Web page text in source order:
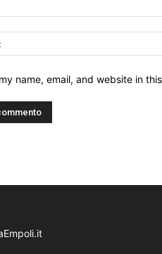
name, email, and website in